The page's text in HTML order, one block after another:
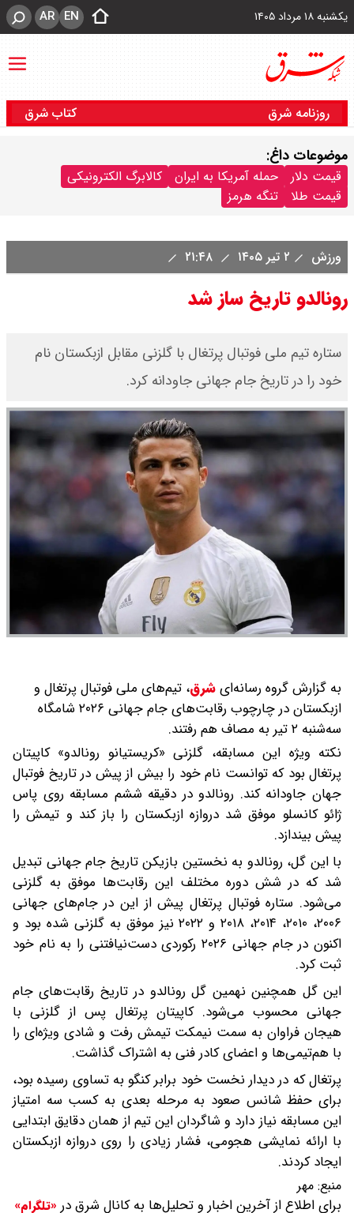
یکشنبه ۱۸ مرداد ۱۴۰۵ EN
AR
روزنامه شرق کتاب شرق
موضوعات داغ:
قیمت دلار حمله آمریکا به ایران
کالابرگ الکترونیکی
قیمت طلا
تنگه هرمز
ورزش ۲ تیر ۱۴۰۵
رونالدو تاریخ ساز شد
ستاره تیم ملی فوتبال پرتغال با گلزنی مقابل ازبکستان نام
خود را در تاریخ جام جهانی جاودانه کرد.
به گزارش گروه رسانه‌ایشرق، تیم‌های ملی فوتبال پرتغال و
ازبکستان در چارچوب رقابت‌های جام جهانی ۲۰۲۶ شامگاه
سه‌شنبه ۲ تیر به مصاف هم رفتند.
نکته ویژه این مسابقه، گلزنی «کریستیانو رونالدو» کاپیتان
پرتغال بود که توانست نام خود را بیش از پیش در تاریخ فوتبال
جهان جاودانه کند. رونالدو در دقیقه ششم مسابقه روی پاس
ژائو کانسلو موفق شد دروازه ازبکستان را باز کند و تیمش را
پیش بیندازد.
با این گل، رونالدو به نخستین بازیکن تاریخ جام جهانی تبدیل
شد که در شش دوره مختلف این رقابت‌ها موفق به گلزنی
می‌شود. ستاره فوتبال پرتغال پیش از این در جام‌های جهانی
۲۰۰۶، ۲۰۱۰، ۲۰۱۴، ۲۰۱۸ و ۲۰۲۲ نیز موفق به گلزنی شده بود و
اکنون در جام جهانی ۲۰۲۶ رکوردی دست‌نیافتنی را به نام خود
ثبت کرد.
این گل همچنین نهمین گل رونالدو در تاریخ رقابت‌های جام
جهانی محسوب می‌شود. کاپیتان پرتغال پس از گلزنی با
هیجان فراوان به سمت نیمکت تیمش رفت و شادی ویژه‌ای را
با هم‌تیمی‌ها و اعضای کادر فنی به اشتراک گذاشت.
پرتغال که در دیدار نخست خود برابر کنگو به تساوی رسیده بود،
برای حفظ شانس صعود به مرحله بعدی به کسب سه امتیاز
این مسابقه نیاز دارد و شاگردان این تیم از همان دقایق ابتدایی
با ارائه نمایشی هجومی، فشار زیادی را روی دروازه ازبکستان
ایجاد کردند.
منبع: مهر
برای اطلاع از آخرین اخبار و تحلیل‌ها به کانال شرق در «تلگرام»